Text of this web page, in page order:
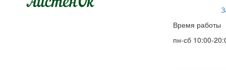
Время работы
пн-сб 10:00-